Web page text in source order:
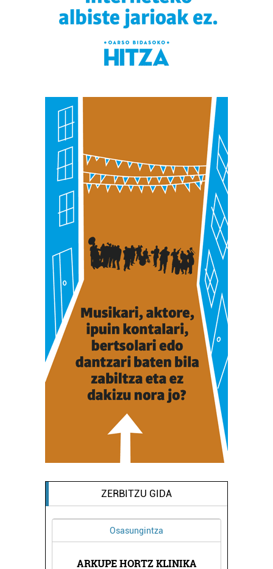
ZERBITZU GIDA
Osasungintza
ARKUPE HORTZ KLINIKA